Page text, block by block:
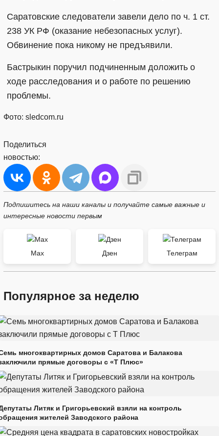
Саратовские следователи завели дело по ч. 1 ст.
238 УК РФ (оказание небезопасных услуг).
Обвинение пока никому не предъявили.
Бастрыкин поручил подчиненным доложить о
ходе расследования и о работе по решению
проблемы.
Фото: sledcom.ru
Поделиться
новостью:
Подпишитесь на наши каналы и получайте самые важные и
интересные новости первым
Max Дзен Телеграм
Популярное за неделю
многоквартирных домов Саратова и Балакова
прямые договоры с «Т Плюс»
Литяк и Григорьевский взяли на контроль
жителей Заводского района